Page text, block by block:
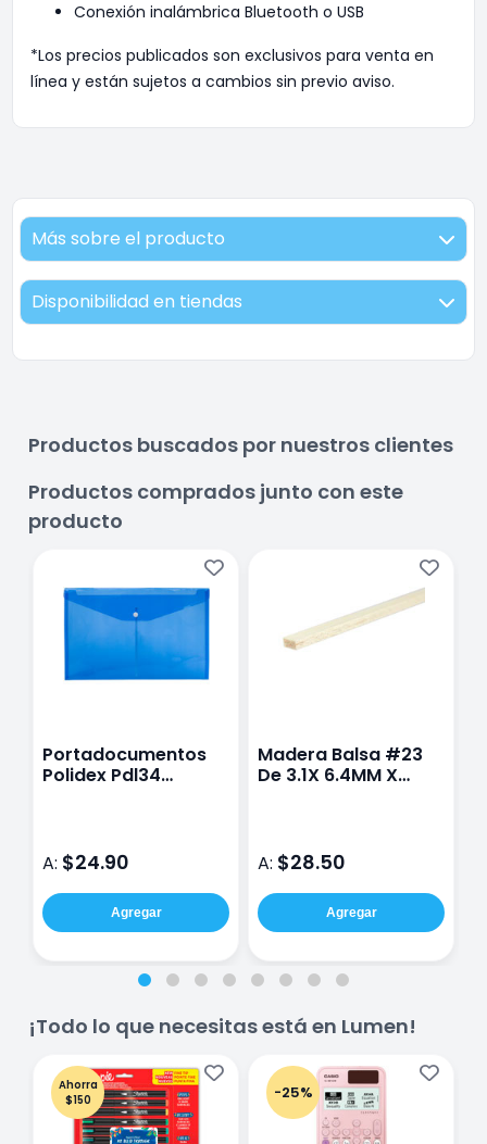
Conexión inalámbrica Bluetooth o USB
*Los precios publicados son exclusivos para venta en
línea y están sujetos a cambios sin previo aviso.
Más sobre el producto
Disponibilidad en tiendas
Productos buscados por nuestros clientes
Productos comprados junto con este
producto
Portadocumentos
Polidex Pdl34
A: $24.90
Agregar
Madera Balsa #23
De 3.1X 6.4MM X
A: $28.50
Agregar
¡Todo lo que necesitas está en Lumen!
Ahorra
$150
-25%